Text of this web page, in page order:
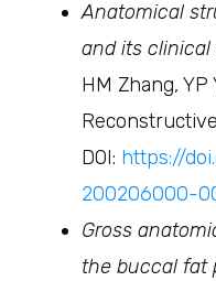
Anatomical
and its clinical
HM Zhang, YP
DOI: https://
200206000-
Gross
the buccal fat